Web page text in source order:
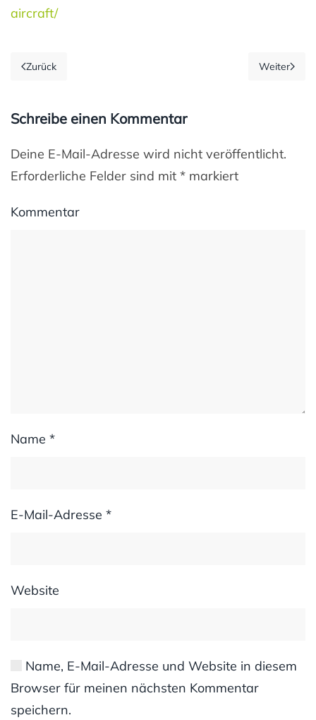
aircraft/
Zurück Weiter
Schreibe einen Kommentar
Deine E-Mail-Adresse wird nicht veröffentlicht.
Erforderliche Felder sind mit * markiert
Kommentar
Name *
E-Mail-Adresse *
Website
Name, E-Mail-Adresse und Website in diesem
Browser für meinen nächsten Kommentar
speichern.